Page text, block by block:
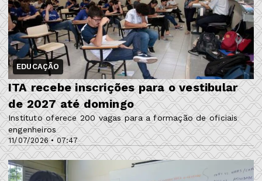
EDUCAÇÃO
11/07/2026 • 07:47
ITA recebe inscrições para o vestibular
de 2027 até domingo
Instituto oferece 200 vagas para a formação de oficiais
engenheiros